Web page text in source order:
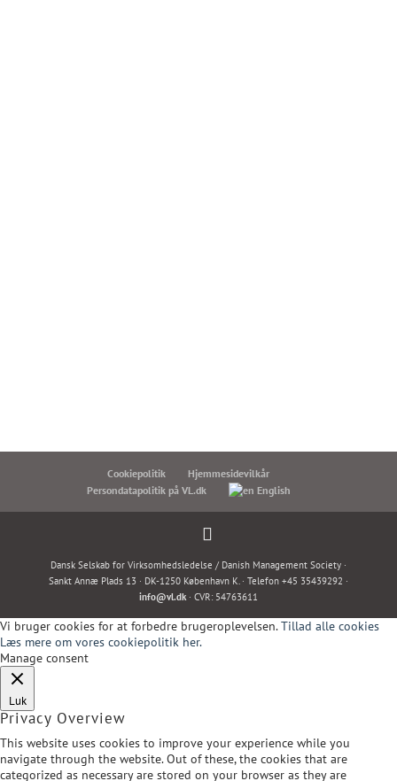
Cookiepolitik
Hjemmesidevilkår
Persondatapolitik på VL.dk
English
Dansk Selskab for Virksomhedsledelse / Danish Management Society ·
Sankt Annæ Plads 13 · DK-1250 København K. · Telefon +45 35439292 ·
info@vl.dk· CVR: 54763611
Vi bruger cookies for at forbedre brugeroplevelsen.Tillad alle cookies
Læs mere om vores cookiepolitik her.
Manage consent
Luk
Privacy Overview
This website uses cookies to improve your experience while you
navigate through the website. Out of these, the cookies that are
categorized as necessary are stored on your browser as they are